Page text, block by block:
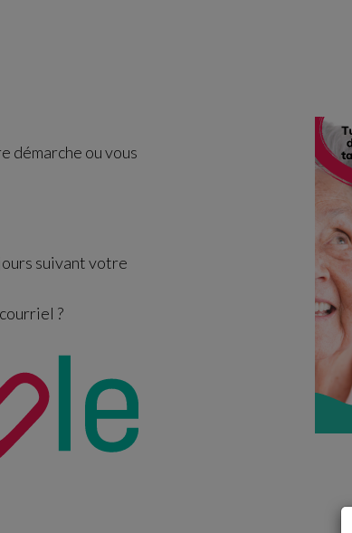
démarche ou vous
suivant votre
?